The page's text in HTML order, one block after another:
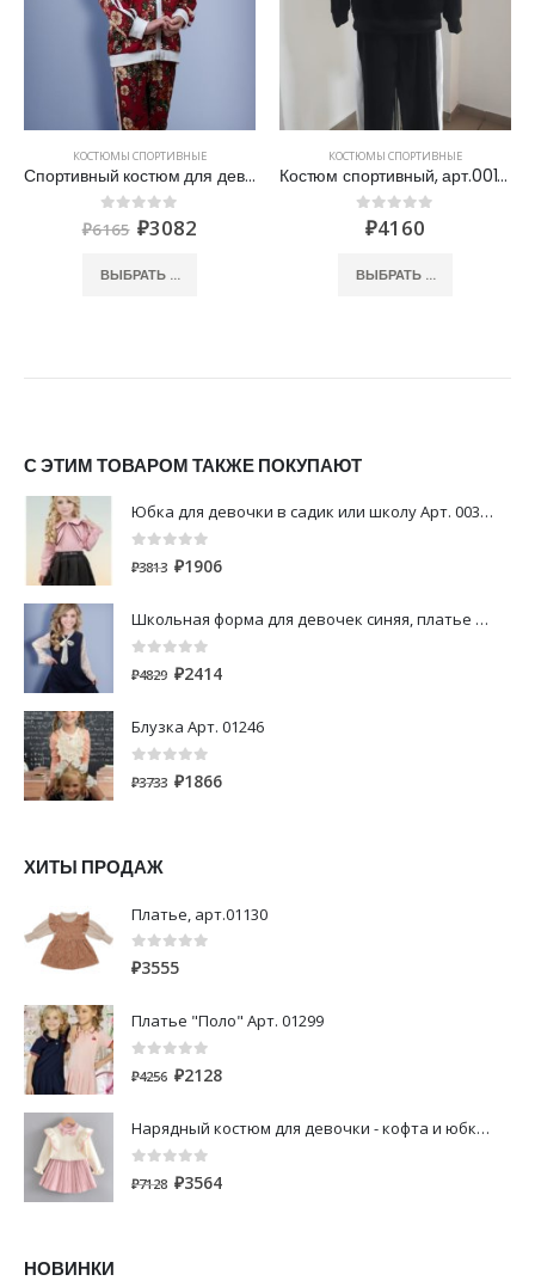
КОСТЮМЫ СПОРТИВНЫЕ
Спортивный костюм для девочки на молнии Арт. 00737
out of 5
₽6165 ₽3082
ВЫБРАТЬ ...
КОСТЮМЫ СПОРТИВНЫЕ
Костюм спортивный, арт.00180
out of 5
₽4160
ВЫБРАТЬ ...
С ЭТИМ ТОВАРОМ ТАКЖЕ ПОКУПАЮТ
Юбка для девочки в садик или школу Арт. 00324
out of 5
₽3813 ₽1906
Школьная форма для девочек синяя, платье с длинным рукавом Арт. 00322
out of 5
₽4829 ₽2414
Блузка Арт. 01246
out of 5
₽3733 ₽1866
ХИТЫ ПРОДАЖ
Платье, арт.01130
0out of 5
₽3555
Платье "Поло" Арт. 01299
out of 5
₽4256 ₽2128
Нарядный костюм для девочки - кофта и юбка Арт.00248
out of 5
₽7128 ₽3564
НОВИНКИ